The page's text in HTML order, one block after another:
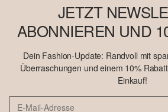
JETZT
ABONNIEREN UND
Dein Fashion-Update: Randvoll mit
Überraschungen und einem 10%
Einkauf!